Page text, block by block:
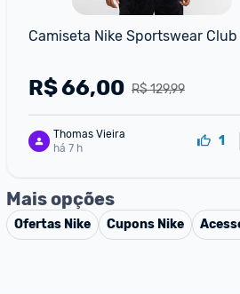
Camiseta Nike Sportswear Club
R$ 129,99
R$66,00
Thomas Vieira
há 7 h
1
Mais opções
Ofertas Nike Cupons Nike